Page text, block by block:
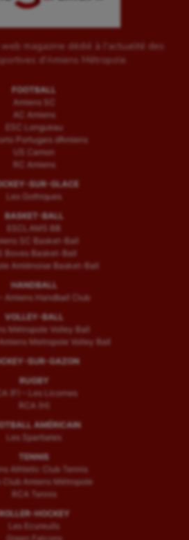
web magazine dédié à l'actualité des
d'Amiens Métropole.
FOOTBALL
Amiens SC
AC Amiens
ESC Longueau
Portugais d’Amiens
US Camon
RC Amiens
SUR-GLACE
Les Gothiques
BASKET-BALL
ESCLAMS BB
SC Basket-Ball
Boves Basket-Ball
Amiénoise Basket-Ball
HANDBALL
Amiens Handball Club
VOLLEY-BALL
Métropole Volley Ball
Metropole Volley Ball
SUR-GAZON
RUGBY
(F) – Les Licornes
RCA (H)
AMÉRICAIN
Les Spartiates
TENNIS
Athletic Club Tennis
Club Amiens Métropole
RCA Tennis
HOCKEY
Les Ecureuils